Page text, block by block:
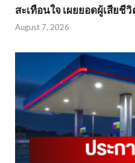
สะเทือนใจ เผยยอดผู้เสียชี
August 7, 2026